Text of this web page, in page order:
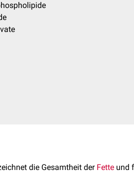
die Gesamtheit der Fette und